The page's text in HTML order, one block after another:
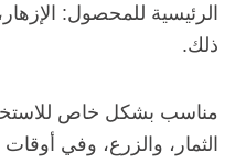
الرئيسية للمحصول:
ذلك.
مناسب بشكل خاص
الثمار، والزرع، وفي